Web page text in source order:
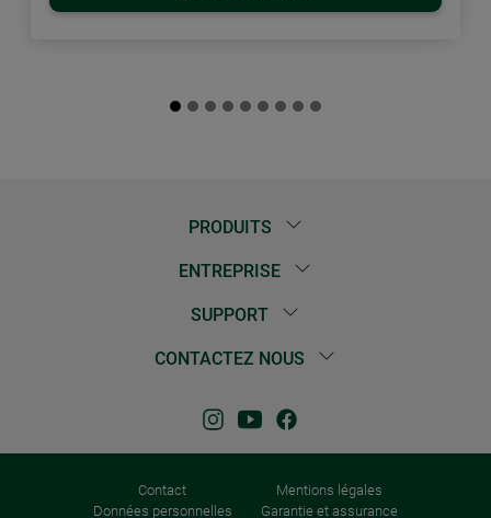
PRODUITS
ENTREPRISE
SUPPORT
CONTACTEZ NOUS
Contact
Mentions légales
Données personnelles
Garantie et assurance